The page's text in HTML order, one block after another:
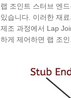
랩 조인트 스터브 엔
있습니다. 이러한 재
제조 과정에서 Lap
하게 제어하면 랩 조